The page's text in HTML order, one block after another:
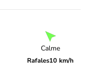
Calme
Rafales10 km/h